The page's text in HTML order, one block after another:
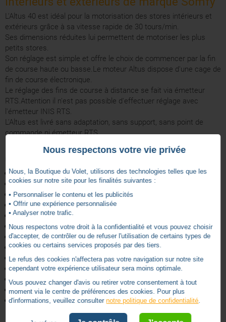
L'Altus 40 est idéal pour la motorisation des stores intérieurs et
extérieurs grâce à sa vitesse rapide de 30 tours/min.
Ses dimensions réduites lui permettent de motoriser les plus
petits stores.
Son réglage est simple et offre le choix de commencer par la fin
de course haute ou basse.Le moteur Altus dispose d'une cage de
fin de course électronique.
Le réglage des fins de course à distance se fait via émetteur
RTS.Attention il n'est pas possible d'effectuer réglage avec
l'émetteur INIS RTS.
L'Altus est livré sans adaptation, sans support, sans point de
commande ni émetteur RTS.
Longueur: 510mm
Fréquence radio: RTS 433.42 MHz
Portée radio intérieure: 20m
Portée radio en champ libre: 200m
Alimentation: AC - RGE 1 - 230V/50HZ
Vitesse nominale: 30 rpm
Classe d'isolation: II
Certification : CE, NF , VDE
Indice de protection: IP 44
Diamètre: 40 mm
Diamètre intérieur minimum: 37 mm
Technologies compatibles: RTS
Couple Nominal: 3 Nm
Nous respectons votre vie privée
Nous, la Boutique du Volet, utilisons des technologies telles que les
cookies sur notre site pour les finalités suivantes :
• Personnaliser le contenu et les publicités
• Offrir une expérience personnalisée
• Analyser notre trafic.
Nous respectons votre droit à la confidentialité et vous pouvez choisir
d'accepter, de contrôler ou de refuser l'utilisation de certains types de
cookies ou certains services proposés par des tiers.
Le refus des cookies n'affectera pas votre navigation sur notre site
cependant votre expérience utilisateur sera moins optimale.
Vous pouvez changer d'avis ou retirer votre consentement à tout
moment via le centre de préférences des cookies. Pour plus
d'informations, veuillez consulter notre politique de confidentialité.